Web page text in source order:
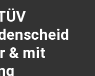
& mit